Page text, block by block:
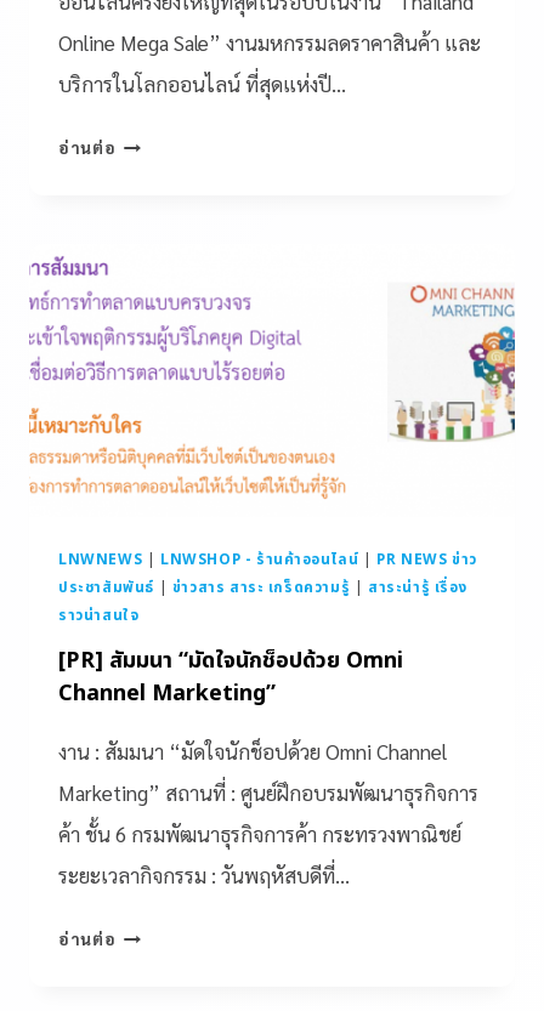
Online Mega Sale” งานมหกรรมลดราคาสินค้า และ
บริการในโลกออนไลน์ ที่สุดแห่งปี…
อ่านต่อ
LNWNEWS | LNWSHOP - ร้านค้าออนไลน์ | PR NEWS ข่าว
ประชาสัมพันธ์ | ข่าวสาร สาระ เกร็ดความรู้ | สาระน่ารู้ เรื่อง
ราวน่าสนใจ
[PR] สัมมนา “มัดใจนักช็อปด้วย Omni
Channel Marketing”
งาน : สัมมนา “มัดใจนักช็อปด้วย Omni Channel
Marketing” สถานที่ : ศูนย์ฝึกอบรมพัฒนาธุรกิจการ
ค้า ชั้น 6 กรมพัฒนาธุรกิจการค้า กระทรวงพาณิชย์
ระยะเวลากิจกรรม : วันพฤหัสบดีที่…
อ่านต่อ